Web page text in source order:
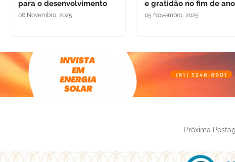
para o desenvolvimento
06 Novembro, 2025
e gratidão no fim de ano
05 Novembro, 2025
Próxima